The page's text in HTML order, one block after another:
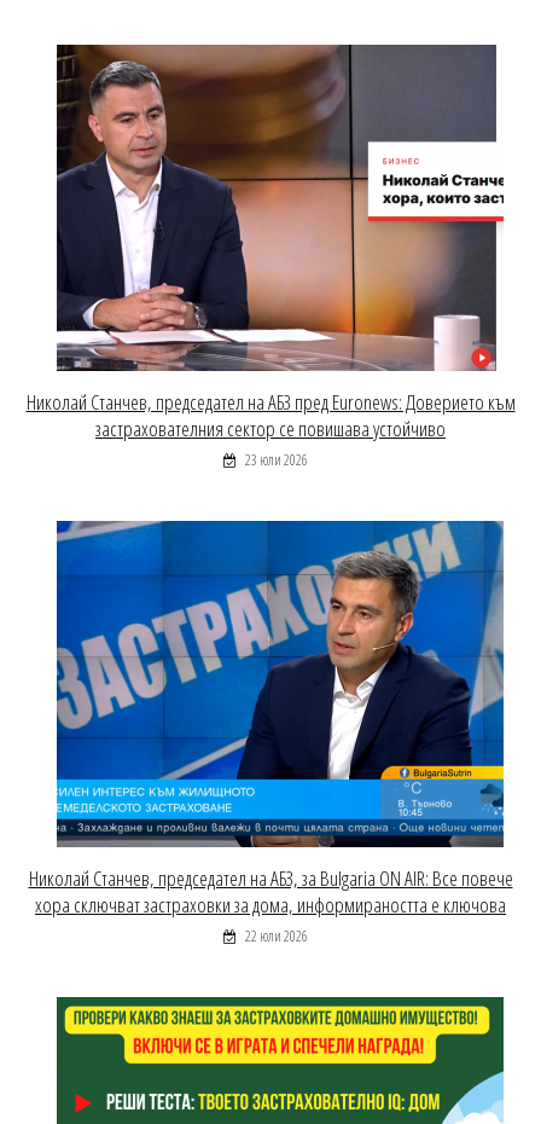
Николай Станчев, председател на АБЗ пред Euronews: Доверието към
застрахователния сектор се повишава устойчиво
23 юли 2026
Николай Станчев, председател на АБЗ, за Bulgaria ON AIR: Все повече
хора сключват застраховки за дома, информираността е ключова
22 юли 2026